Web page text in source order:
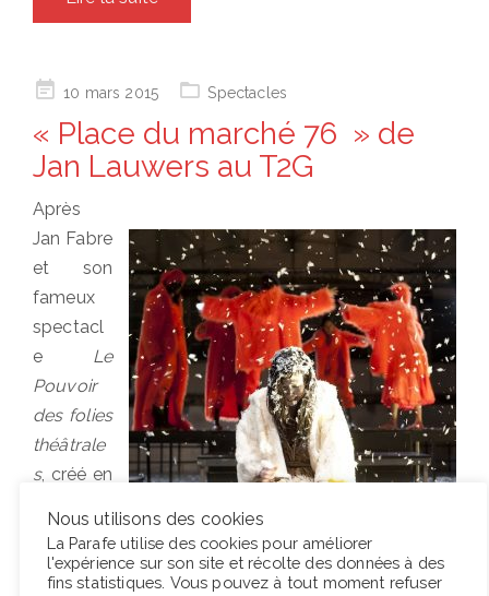
Posted10 mars 2015 Spectacles
« Place du marché 76 » de
Jan Lauwers au T2G
Après
Jan Fabre
et son
fameux
spectacl
e Le
Pouvoir
des folies
théâtrale
s, créé en
recréé en
2012, le
Nous utilisons des cookies
La Parafe utilise des cookies pour améliorer
l'expérience sur son site et récolte des données à des
fins statistiques. Vous pouvez à tout moment refuser